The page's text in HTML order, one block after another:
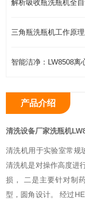
三角瓶洗瓶机工作原
智能洁净：LW8508离
产品介绍
清洗设备厂家洗瓶机
清洗机用于实验室常规
清洗机是对操作高度进
损， 二是主要针对制
型， 圆角设计。 经过